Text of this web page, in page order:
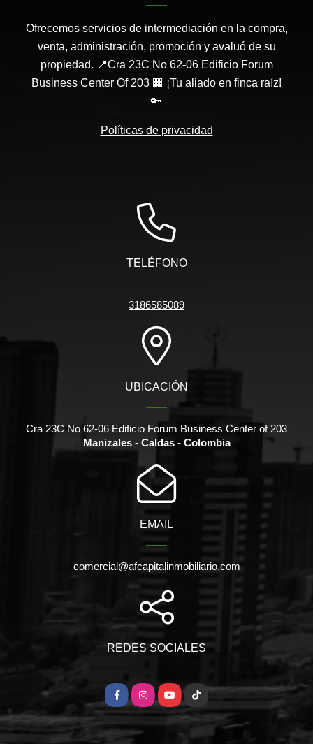
Ofrecemos servicios de intermediación en la compra,
venta, administración, promoción y avaluó de su
propiedad. 📍Cra 23C No 62-06 Edificio Forum
Business Center Of 203 🏢 ¡Tu aliado en finca raíz!
🔑
Políticas de privacidad
TELÉFONO
3186585089
UBICACIÓN
Cra 23C No 62-06 Edificio Forum Business Center of 203
Manizales - Caldas - Colombia
EMAIL
comercial@afcapitalinmobiliario.com
REDES SOCIALES
FacebookInstagramYouTubeTikTok